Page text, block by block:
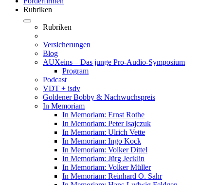
Rubriken
Rubriken
Versicherungen
Blog
AUXeins – Das junge Pro-Audio-Symposium
Program
Podcast
VDT + isdv
Goldener Bobby & Nachwuchspreis
In Memoriam
In Memoriam: Ernst Rothe
In Memoriam: Peter Isajczuk
In Memoriam: Ulrich Vette
In Memoriam: Ingo Kock
In Memoriam: Volker Dittel
In Memoriam: Jürg Jecklin
In Memoriam: Volker Müller
In Memoriam: Reinhard O. Sahr